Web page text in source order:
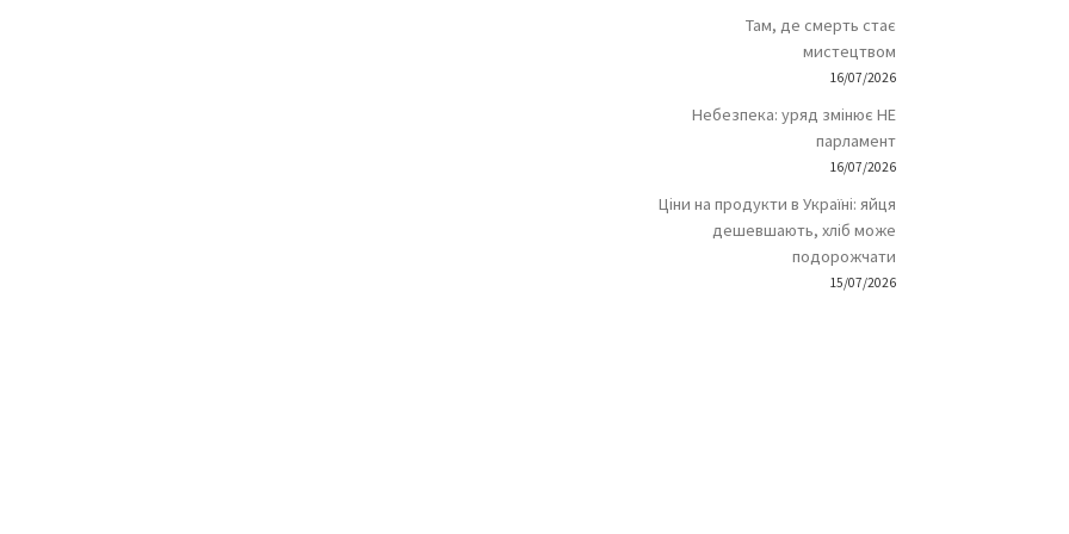
Там, де смерть стає
мистецтвом
16/07/2026
Небезпека: уряд змінює НЕ
парламент
16/07/2026
Ціни на продукти в Україні: яйця
дешевшають, хліб може
подорожчати
15/07/2026